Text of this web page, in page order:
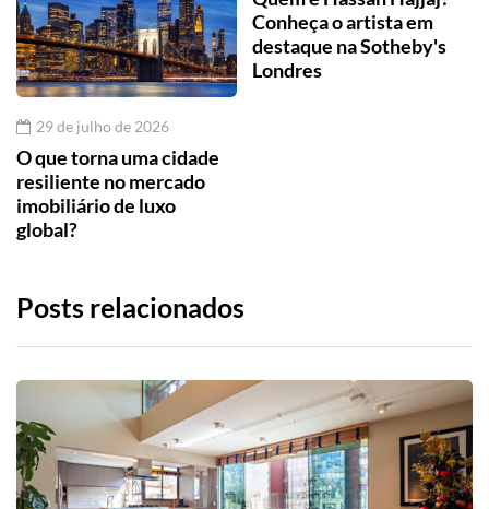
29 de julho de 2026
O que torna uma cidade
resiliente no mercado
imobiliário de luxo
global?
Conheça o artista em
destaque na Sotheby's
Londres
Posts relacionados